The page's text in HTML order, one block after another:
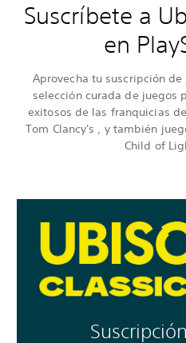
Suscríbete a
en
Aprovecha tu suscripción
selección curada de juegos
exitosos de las franquicias
Tom Clancy's , y también
Child of